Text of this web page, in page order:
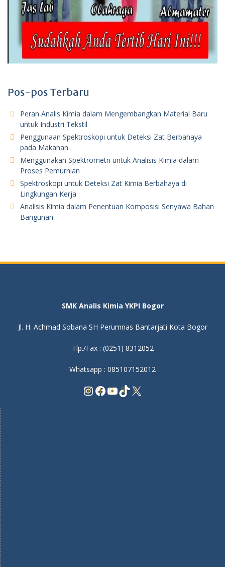
Pos-pos Terbaru
Peran Analis Kimia dalam Mengembangkan Material Baru
untuk Industri Tekstil
Penggunaan Spektroskopi untuk Deteksi Zat Berbahaya
pada Makanan
Menggunakan Spektrometri untuk Analisis Kimia dalam
Proses Pemurnian
Spektroskopi untuk Deteksi Zat Kimia Berbahaya di
Lingkungan Kerja
Analisis Kimia dalam Penentuan Komposisi Senyawa Bahan
Bangunan
SMK Analis Kimia YKPI Bogor
Jl. H. Achmad Sobana SH Perumnas Bantarjati Kota Bogor
Tlp./Fax : (0251) 8312052
Whatsapp : 085107152012
Instagram
Facebook
YouTube
TikTok
X